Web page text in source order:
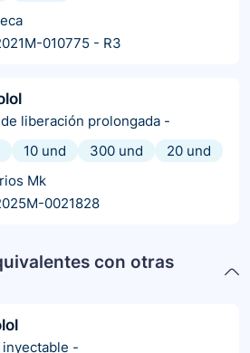
010775 - R3
liberación prolongada -
10 und 300 und
20 und
Mk
0021828
con otras
-